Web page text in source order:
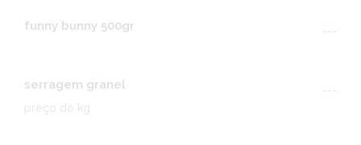
funny bunny 500gr ---
serragem granel
---